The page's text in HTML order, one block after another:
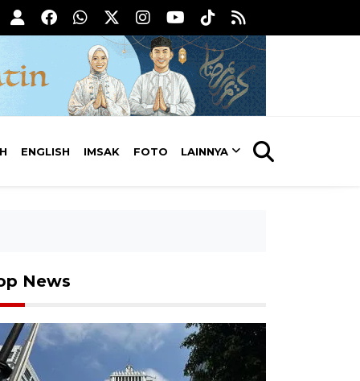
ENGLISH IMSAK FOTO LAINNYA
News